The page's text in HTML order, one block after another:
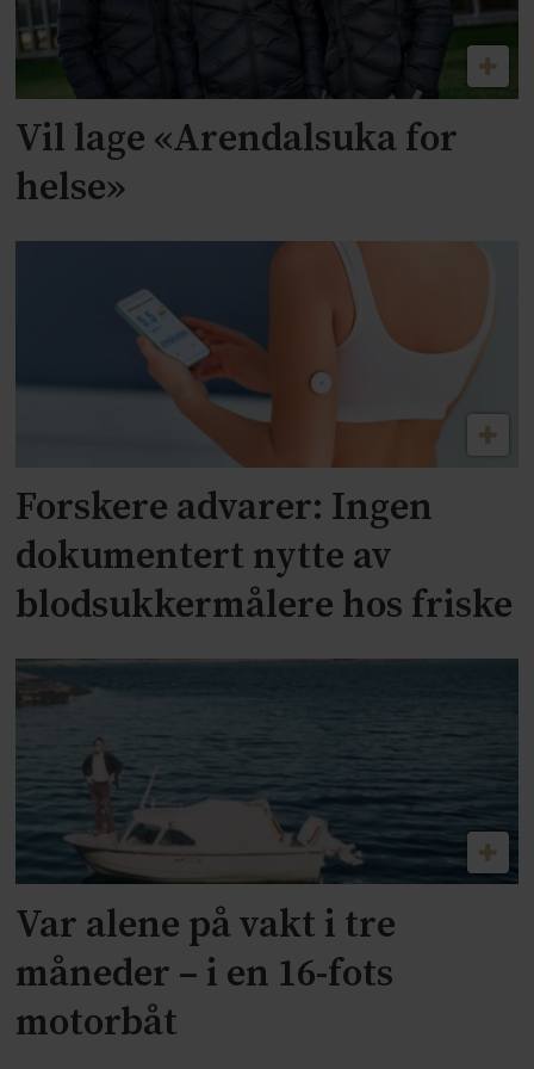
Vil lage «Arendalsuka for
helse»
Forskere advarer: Ingen
dokumentert nytte av
blodsukkermålere hos friske
Var alene på vakt i tre
måneder – i en 16-fots
motorbåt